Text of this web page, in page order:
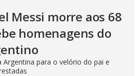
Messi morre aos 68
homenagens do
para o velório do pai e